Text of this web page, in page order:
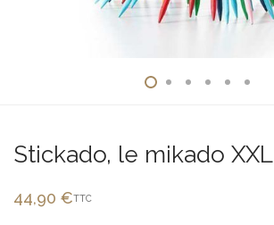
Stickado, le mikado XXL
44,90 €TTC